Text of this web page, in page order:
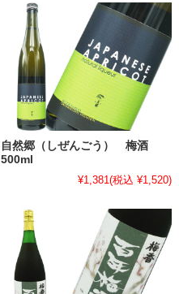
自然郷（しぜんごう） 梅酒
500ml
¥1,381(税込 ¥1,520)